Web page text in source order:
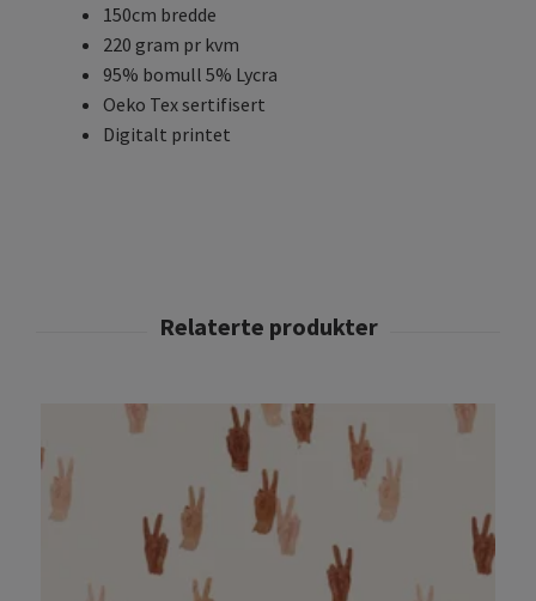
150cm bredde
220 gram pr kvm
95% bomull 5% Lycra
Oeko Tex sertifisert
Digitalt printet